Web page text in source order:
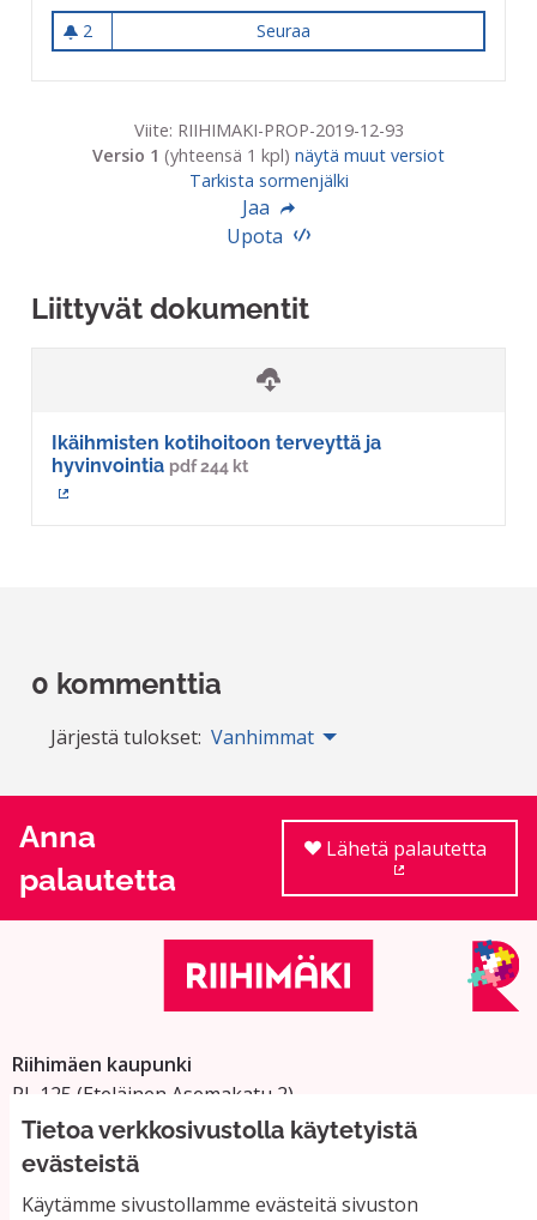
Tietoa verkkosivustolla käytetyistä
evästeistä
Käytämme sivustollamme evästeitä sivuston
2
2 seuraajaa
Seuraa
Viite: RIIHIMAKI-PROP-2019-12-93
Versio 1 (yhteensä 1 kpl) näytä muut versiot
Tarkista sormenjälki
Jaa
Upota
Liittyvät dokumentit
Ikäihmisten kotihoitoon terveyttä ja
hyvinvointia pdf 244 kt
0 kommenttia
Järjestä tulokset: Vanhimmat
Anna
palautetta
Lähetä palautetta
Riihimäen kaupunki
PL 125 (Eteläinen Asemakatu 2)
11101 Riihimäki
Vaihde: 019 758 4000
Sähköpostiosoitteet: